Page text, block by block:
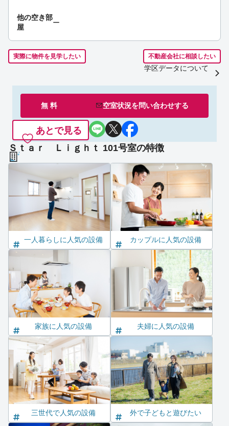
他の空き部
屋
ー
実際に物件を見学したい 不動産会社に相談したい
学区データについて
無 料 空室状況を問い合わせする
あとで見る
Ｓｔａｒ Ｌｉｇｈｔ 101号室の特徴
一人暮らしに人気の設備 カップルに人気の設備
家族に人気の設備 夫婦に人気の設備
三世代で人気の設備 外で子どもと遊びたい